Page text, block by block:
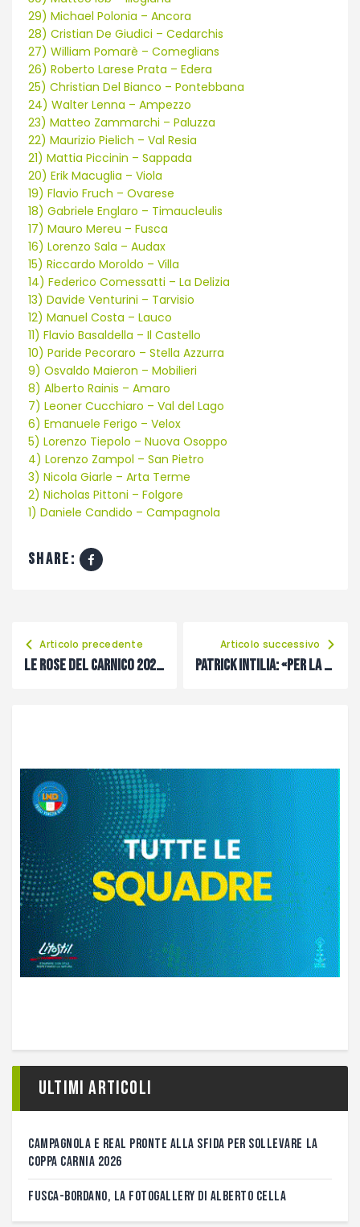
29) Michael Polonia – Ancora
28) Cristian De Giudici – Cedarchis
27) William Pomarè – Comeglians
26) Roberto Larese Prata – Edera
25) Christian Del Bianco – Pontebbana
24) Walter Lenna – Ampezzo
23) Matteo Zammarchi – Paluzza
22) Maurizio Pielich – Val Resia
21) Mattia Piccinin – Sappada
20) Erik Macuglia – Viola
19) Flavio Fruch – Ovarese
18) Gabriele Englaro – Timaucleulis
17) Mauro Mereu – Fusca
16) Lorenzo Sala – Audax
15) Riccardo Moroldo – Villa
14) Federico Comessatti – La Delizia
13) Davide Venturini – Tarvisio
12) Manuel Costa – Lauco
11) Flavio Basaldella – Il Castello
10) Paride Pecoraro – Stella Azzurra
9) Osvaldo Maieron – Mobilieri
8) Alberto Rainis – Amaro
7) Leoner Cucchiaro – Val del Lago
6) Emanuele Ferigo – Velox
5) Lorenzo Tiepolo – Nuova Osoppo
4) Lorenzo Zampol – San Pietro
3) Nicola Giarle – Arta Terme
2) Nicholas Pittoni – Folgore
1) Daniele Candido – Campagnola
share:
Articolo precedente
Le rose del Carnico 2025: Edera
Articolo successivo
Patrick Intilia: «Per la promozione il Fusca può dire la sua»
Ultimi articoli
CAMPAGNOLA E REAL PRONTE ALLA SFIDA PER SOLLEVARE LA
COPPA CARNIA 2026
FUSCA-BORDANO, LA FOTOGALLERY DI ALBERTO CELLA